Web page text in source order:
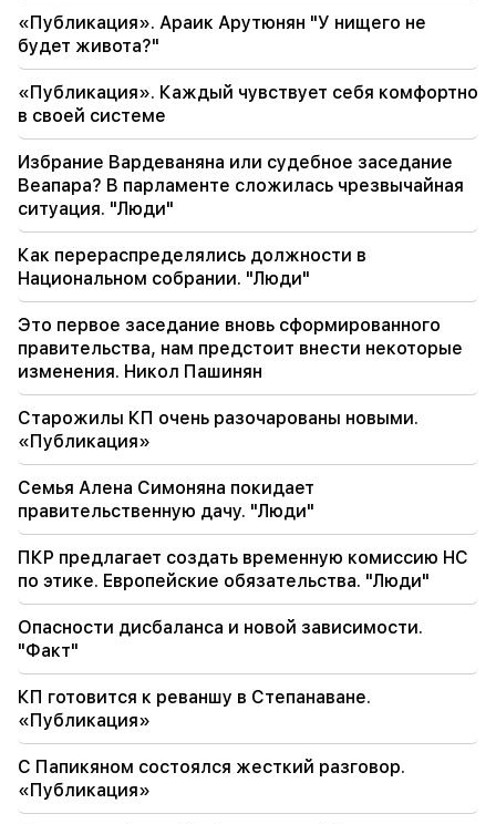
Правозащитник считает доклад КС в
отношении Аргама Абрамяна неприемлемым
19:06
Разыскивается в рамках возбужденного
уголовного дела
18:44
Рубио: США выделили 201 миллион долларов
на развитие ТРИПП и Среднего коридора
18:34
Я готов работать над развитием
двусторонних отношений. Министр
иностранных дел Китая Мирзоян
18:00
Я должен доказать, что я достоин на поле.
Мхитарян о своем будущем в «Интере».
«Публикация». Араик Арутюнян "У нищего не
будет живота?"
«Публикация». Каждый чувствует себя комфортно
в своей системе
Избрание Вардеваняна или судебное заседание
Веапара? В парламенте сложилась чрезвычайная
ситуация. "Люди"
Как перераспределялись должности в
Национальном собрании. "Люди"
Это первое заседание вновь сформированного
правительства, нам предстоит внести некоторые
изменения. Никол Пашинян
Старожилы КП очень разочарованы новыми.
«Публикация»
Семья Алена Симоняна покидает
правительственную дачу. "Люди"
ПКР предлагает создать временную комиссию НС
по этике. Европейские обязательства. "Люди"
Опасности дисбаланса и новой зависимости.
"Факт"
КП готовится к реваншу в Степанаване.
«Публикация»
С Папикяном состоялся жесткий разговор.
«Публикация»